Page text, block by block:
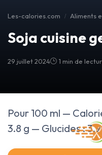
Les-calories.com Aliments
Soja cuisine
29 juillet 2024 1 min de
Pour 100 ml —
3.8 g — Glucides :